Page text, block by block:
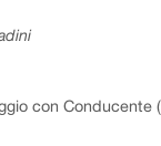
con Conducente